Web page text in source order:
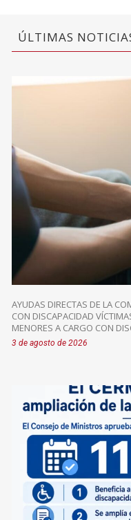
ÚLTIMAS
AYUDAS DIRECTAS DE LA
CON DISCAPACIDAD
MENORES A CARGO CON
3 de agosto de 2026